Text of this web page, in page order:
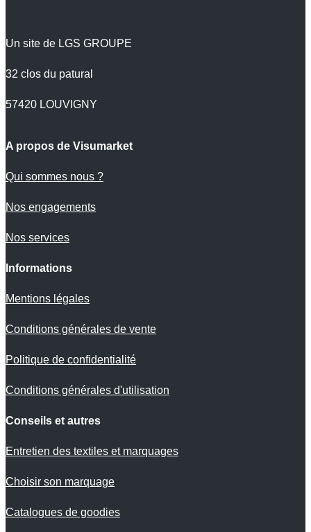
Un site de LGS GROUPE
32 clos du patural
57420 LOUVIGNY
A propos de Visumarket
Qui sommes nous ?
Nos engagements
Nos services
Informations
Mentions légales
Conditions générales de vente
Politique de confidentialité
Conditions générales d'utilisation
Conseils et autres
Entretien des textiles et marquages
Choisir son marquage
Catalogues de goodies